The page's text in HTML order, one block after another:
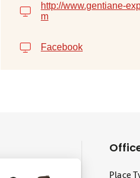
http://www.gentiane-
m
Facebook
Place